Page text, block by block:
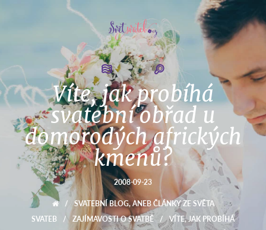
Víte, jak probíhá
svatební obřad u
domorodých afrických
kmenů?
2008-09-23
/
SVATEBNÍ BLOG, ANEB ČLÁNKY ZE SVĚTA
SVATEB
/ ZAJÍMAVOSTI O SVATBĚ /
VÍTE, JAK PROBÍHÁ